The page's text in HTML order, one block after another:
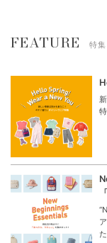
FEATURE 特集
た